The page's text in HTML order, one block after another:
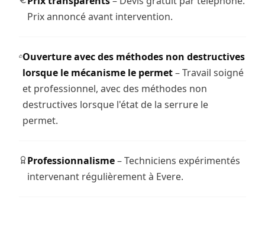
Prix annoncé avant intervention.
Ouverture avec des méthodes non destructives
lorsque le mécanisme le permet– Travail soigné
et professionnel, avec des méthodes non
destructives lorsque l'état de la serrure le
permet.
Professionnalisme– Techniciens expérimentés
intervenant régulièrement à Evere.